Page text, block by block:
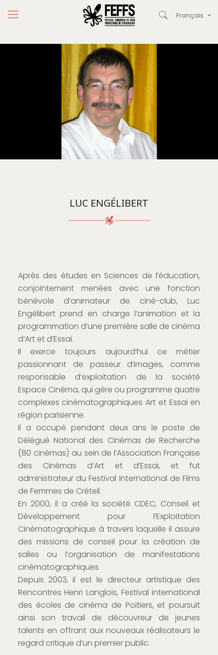
Français
LUC ENGÉLIBERT
Après des études en Sciences de l’éducation,
conjointement menées avec une fonction
bénévole d’animateur de ciné-club, Luc
Engélibert prend en charge l’animation et la
programmation d’une première salle de cinéma
d’Art et d’Essai.
Il exerce toujours aujourd’hui ce métier
passionnant de passeur d’images, comme
responsable d’exploitation de la société
Espace Cinéma, qui gère ou programme quatre
complexes cinématographiques Art et Essai en
région parisienne.
Il a occupé pendant deux ans le poste de
Délégué National des Cinémas de Recherche
(80 cinémas) au sein de l’Association Française
des Cinémas d’Art et d’Essai, et fut
administrateur du Festival International de Films
de Femmes de Créteil.
En 2000, il a créé la société CDEC, Conseil et
Développement pour l’Exploitation
Cinématographique à travers laquelle il assure
des missions de conseil pour la création de
salles ou l’organisation de manifestations
cinématographiques
Depuis 2003, il est le directeur artistique des
Rencontres Henri Langlois, Festival international
des écoles de cinéma de Poitiers, et poursuit
ainsi son travail de découvreur de jeunes
talents en offrant aux nouveaux réalisateurs le
regard critique d’un premier public.